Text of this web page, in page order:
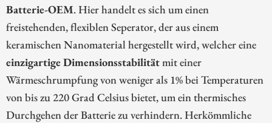
Batterie-OEM. Hier handelt es sich um einen
freistehenden, flexiblen Seperator, der aus einem
keramischen Nanomaterial hergestellt wird, welcher eine
einzigartige Dimensionsstabilitätmit einer
Wärmeschrumpfung von weniger als 1% bei Temperaturen
von bis zu 220 Grad Celsius bietet, um ein thermisches
Durchgehen der Batterie zu verhindern. Herkömmliche